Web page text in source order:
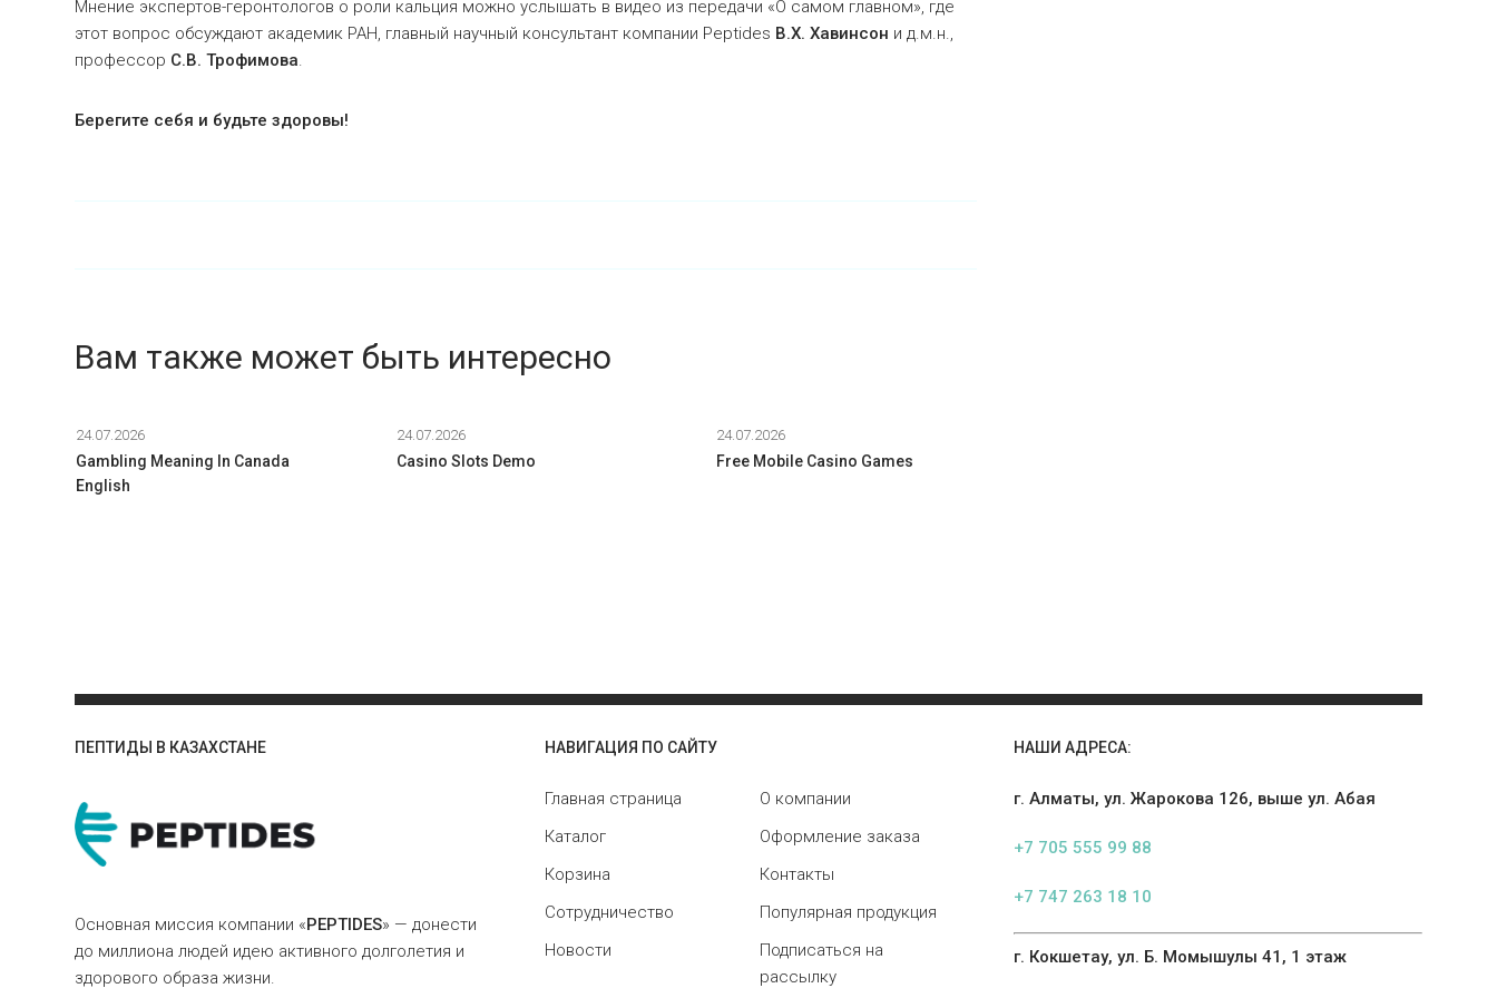
Мнение экспертов-геронтологов о роли кальция можно услышать в видео из передачи «О самом главном», где
этот вопрос обсуждают академик РАН, главный научный консультант компании Peptides В.Х. Хавинсон и д.м.н.,
профессор С.В. Трофимова.
Берегите себя и будьте здоровы!
Вам также может быть интересно
24.07.2026
Gambling Meaning In Canada
English
24.07.2026
Casino Slots Demo
24.07.2026
Free Mobile Casino Games
ПЕПТИДЫ В КАЗАХСТАНЕ
Основная миссия компании «PEPTIDES» — донести
до миллиона людей идею активного долголетия и
здорового образа жизни.
НАВИГАЦИЯ ПО САЙТУ
Главная страница
О компании
Каталог
Оформление заказа
Корзина
Контакты
Сотрудничество
Популярная продукция
Новости
Подписаться на
рассылку
НАШИ АДРЕСА:
г. Алматы, ул. Жарокова 126, выше ул. Абая
+7 705 555 99 88
+7 747 263 18 10
г. Кокшетау, ул. Б. Момышулы 41, 1 этаж